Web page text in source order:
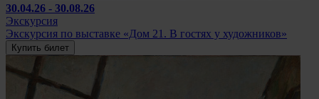
30.04.26 - 30.08.26
Экскурсия
Экскурсия по выставке «Дом 21. В гостях у художников»
Купить билет